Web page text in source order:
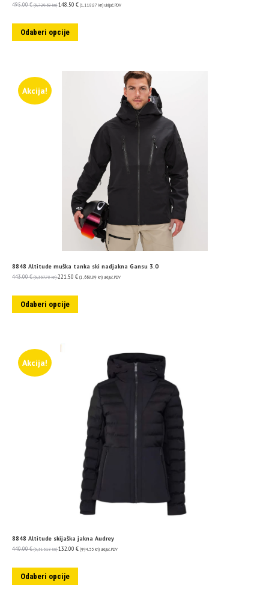
495.00€ (3,729.58 kn) 148.50 € (1,118.87 kn) uključ. PDV
Odaberi opcije
Akcija!
8848 Altitude muška tanka ski nadjakna Gansu 3.0
443.00€ (3,337.78 kn) 221.50 € (1,668.89 kn) uključ. PDV
Odaberi opcije
Akcija!
8848 Altitude skijaška jakna Audrey
440.00€ (3,315.18 kn) 132.00 € (994.55 kn) uključ. PDV
Odaberi opcije